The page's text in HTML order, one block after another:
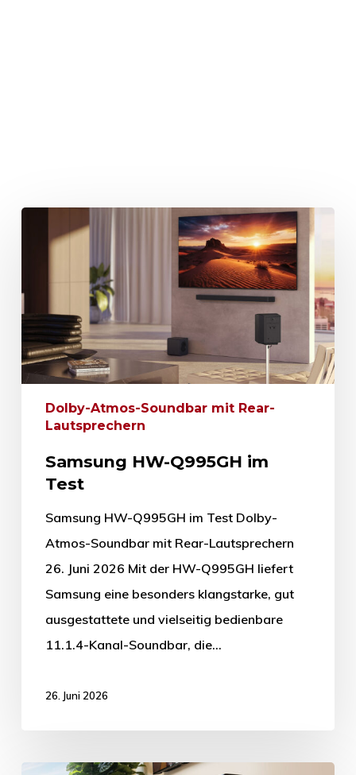
Dolby-Atmos-Soundbar mit Rear-
Lautsprechern
Samsung HW-Q995GH im
Test
Samsung HW-Q995GH im Test Dolby-
Atmos-Soundbar mit Rear-Lautsprechern
26. Juni 2026 Mit der HW-Q995GH liefert
Samsung eine besonders klangstarke, gut
ausgestattete und vielseitig bedienbare
11.1.4-Kanal-Soundbar, die…
26. Juni 2026